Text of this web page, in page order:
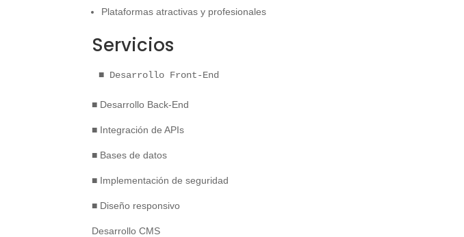
Plataformas atractivas y profesionales
Servicios
■ Desarrollo Front-End
■ Desarrollo Back-End
■ Integración de APIs
■ Bases de datos
■ Implementación de seguridad
■ Diseño responsivo
Desarrollo CMS